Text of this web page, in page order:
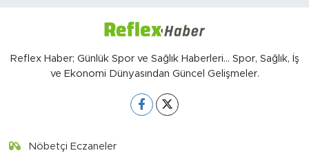
Reflex Haber; Günlük Spor ve Sağlık Haberleri... Spor, Sağlık, İş
ve Ekonomi Dünyasından Güncel Gelişmeler.
Nöbetçi Eczaneler